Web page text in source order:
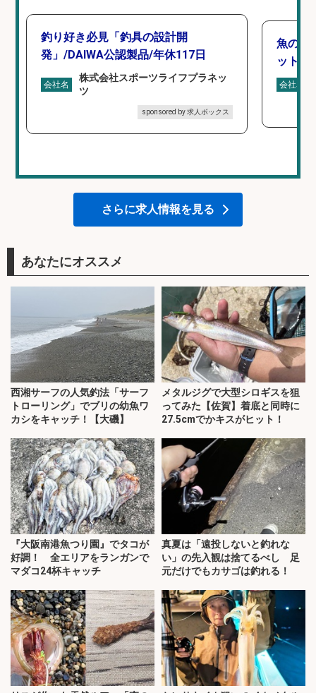
釣り好き必見「釣具の設計開
発」/DAIWA公認製品/年休117日
会社名
株式会社スポーツライフプラネッ
ツ
sponsored by 求人ボックス
魚の「
ットを
会社名
さらに求人情報を見る
あなたにオススメ
西湘サーフの人気釣法「サーフ
トローリング」でブリの幼魚ワ
カシをキャッチ！【大磯】
メタルジグで大型シロギスを狙
ってみた【佐賀】着底と同時に
27.5cmでかキスがヒット！
『大阪南港魚つり園』でタコが
好調！ 全エリアをランガンで
マダコ24杯キャッチ
真夏は「遠投しないと釣れな
い」の先入観は捨てるべし 足
元だけでもカサゴは釣れる！